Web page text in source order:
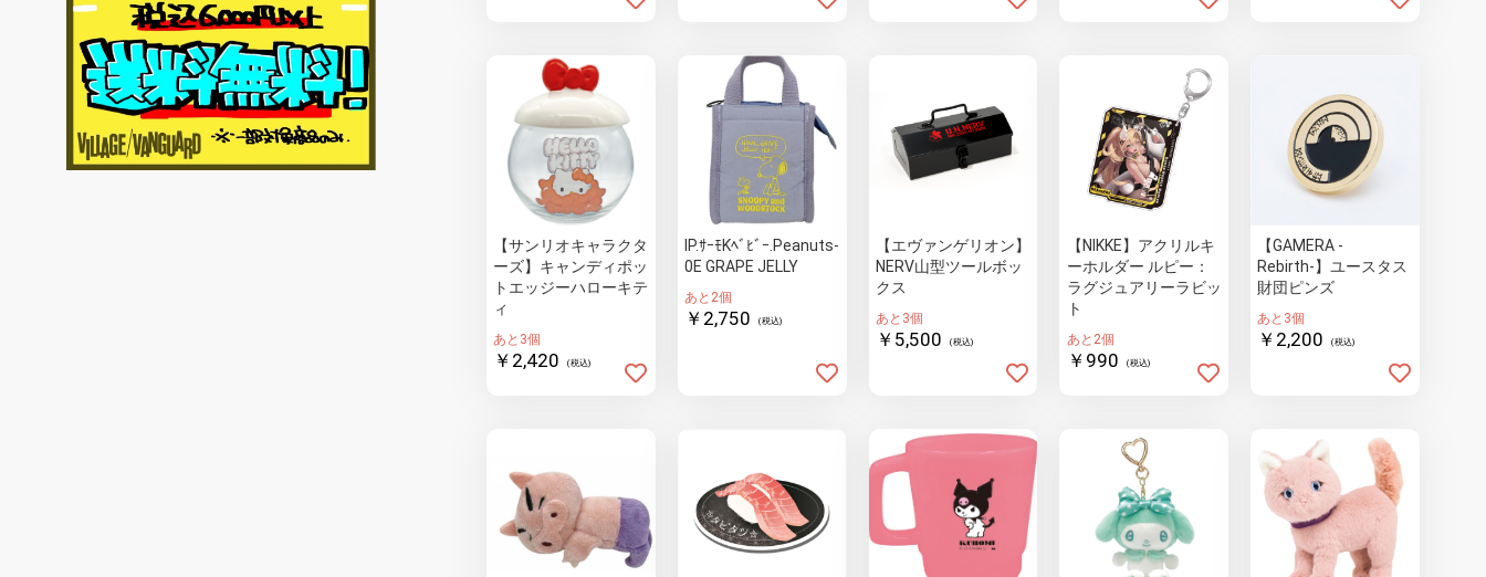
【サンリオキャラクタ
ーズ】キャンディポッ
トエッジーハローキテ
ィ
あと3個
￥2,420 (税込)
IP.ｻｰﾓKﾍﾞﾋﾞｰ.Peanuts-
0E GRAPE JELLY
あと2個
￥2,750 (税込)
【エヴァンゲリオン】
NERV山型ツールボッ
クス
あと3個
￥5,500 (税込)
【NIKKE】アクリルキ
ーホルダー ルピー：
ラグジュアリーラビッ
ト
あと2個
￥990 (税込)
【GAMERA -
Rebirth-】ユースタス
財団ピンズ
あと3個
￥2,200 (税込)